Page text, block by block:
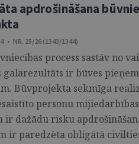
apdrošināšana
• NR. 25/26 (1343/1344)
process sastāv no
galarezultāts ir būves
Būvprojekta sekmīga
personu
ir dažādu risku
ir paredzēta obligātā